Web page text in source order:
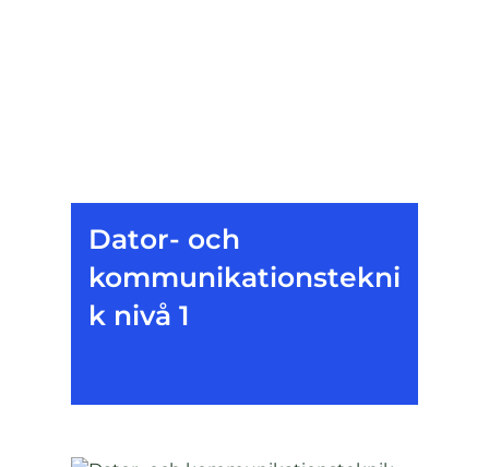
Dator- och
kommunikationstekni
k nivå 1